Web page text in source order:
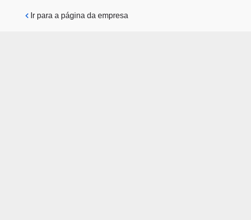
Pular para o conteúdo principal
Ir para a página da empresa